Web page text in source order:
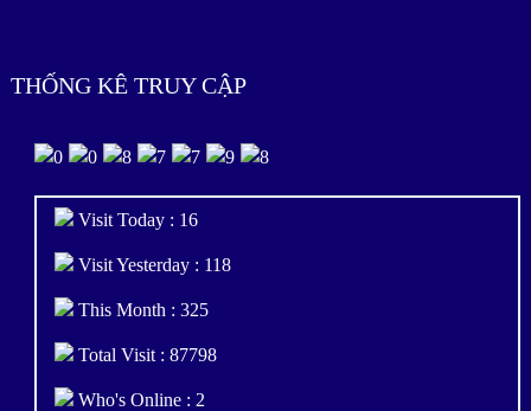
THỐNG KÊ TRUY CẬP
Visit Today : 16
Visit Yesterday : 118
This Month : 325
Total Visit : 87798
Who's Online : 2